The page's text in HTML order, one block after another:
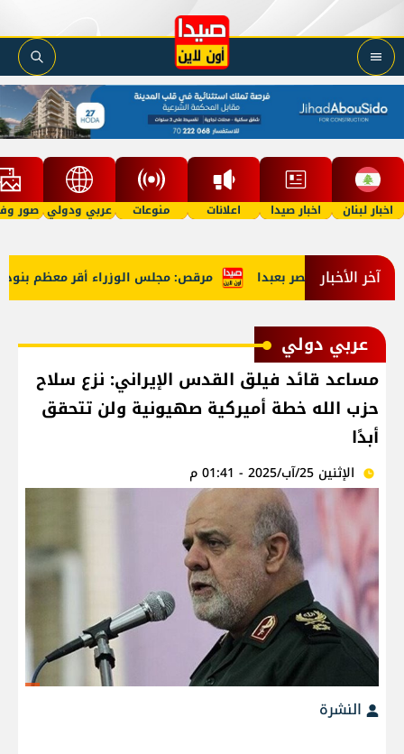
اخبار لبنان اخبار صيدا اعلانات منوعات عربي ودولي صور
آخر الأخبار مرقص: مجلس الوزراء أقر معظم بنود في قصر بعبدا
عربي دولي
مساعد قائد فيلق القدس الإيراني: نزع سلاح
حزب الله خطة أميركية صهيونية ولن تتحقق
أبدًا
الإثنين 25/آب/2025 - 01:41 م
النشرة